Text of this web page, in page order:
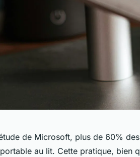
de Microsoft, plus de 60%
au lit. Cette pratique, bien